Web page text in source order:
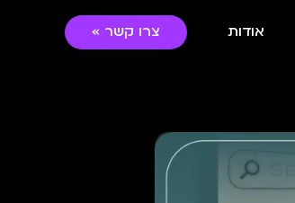
אודות צרו קשר »